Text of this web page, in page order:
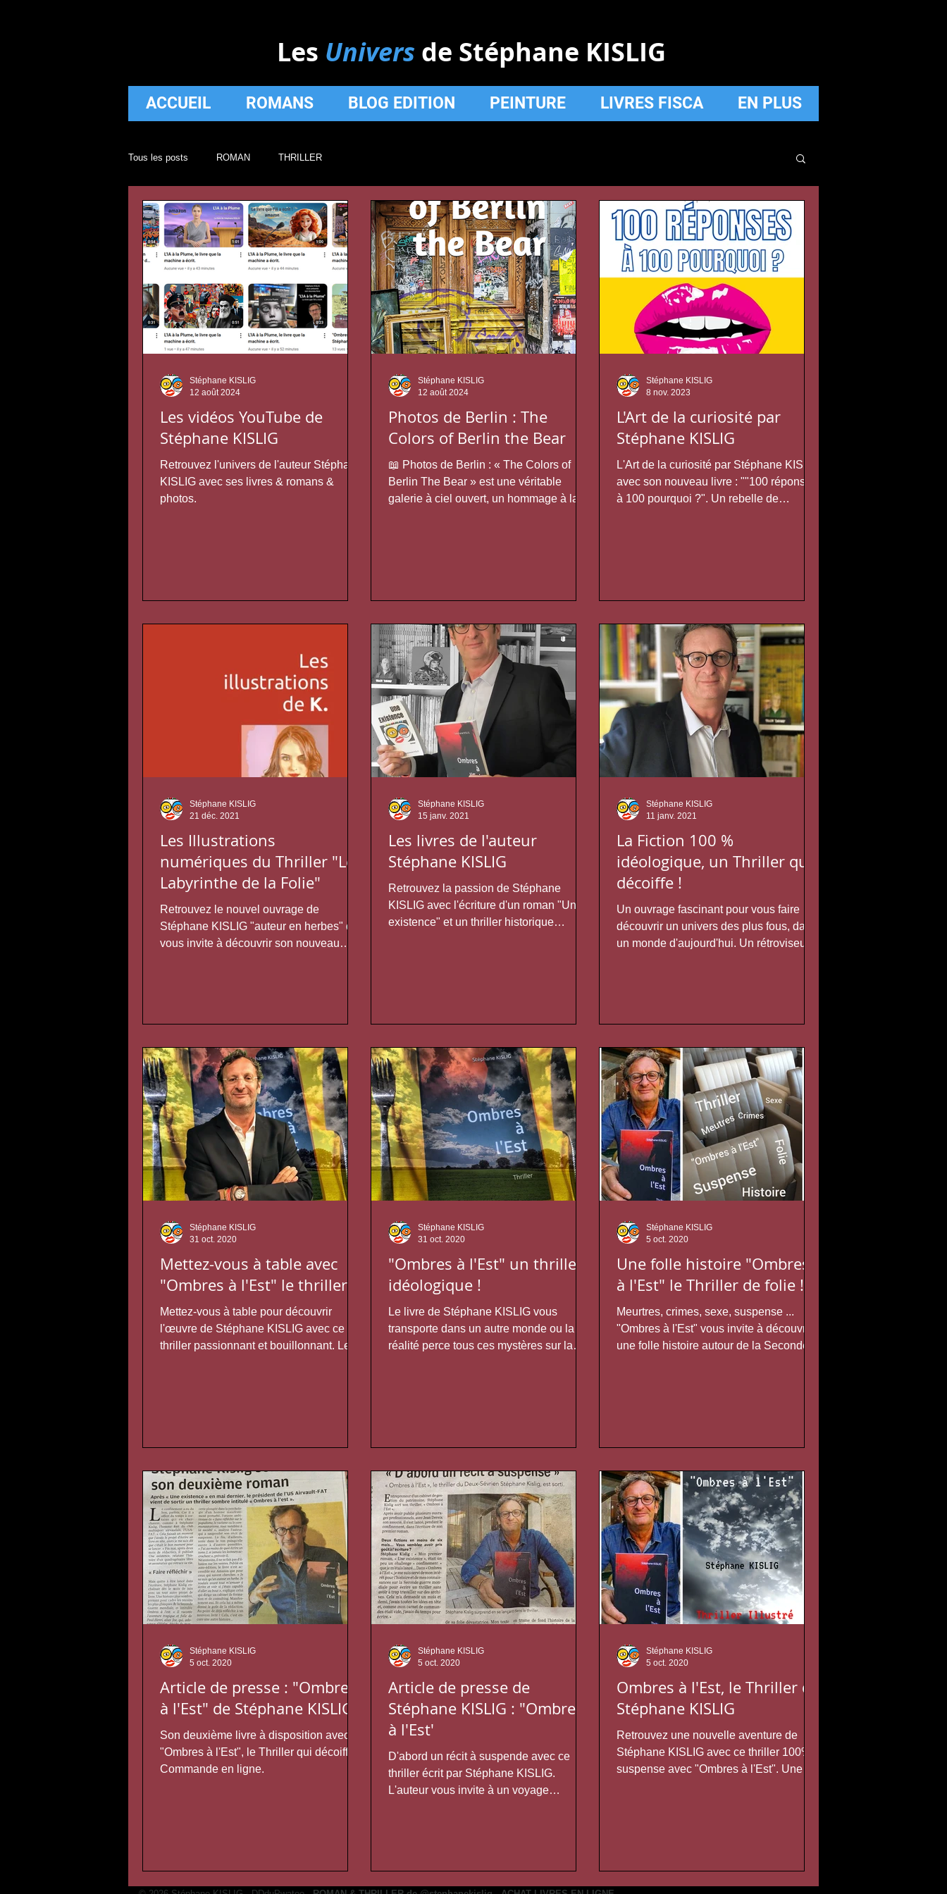
Les Univers de Stéphane KISLIG
ACCUEIL ROMANS BLOG EDITION PEINTURE LIVRES FISCA EN PLUS
Tous les posts ROMAN THRILLER
Les vidéos YouTube de
Stéphane KISLIG
Retrouvez l'univers de l'auteur Stéphane
KISLIG avec ses livres & romans &
photos.
Stéphane KISLIG
12 août 2024
Photos de Berlin : The
Colors of Berlin the Bear
📖 Photos de Berlin : « The Colors of
Berlin The Bear » est une véritable
galerie à ciel ouvert, un hommage à la
Stéphane KISLIG
12 août 2024
L'Art de la curiosité par
Stéphane KISLIG
L'Art de la curiosité par Stéphane KISLIG
avec son nouveau livre : ""100 réponses
à 100 pourquoi ?". Un rebelle de
Stéphane KISLIG
8 nov. 2023
Les Illustrations
numériques du Thriller "Le
Labyrinthe de la Folie"
Retrouvez le nouvel ouvrage de
Stéphane KISLIG "auteur en herbes" qui
vous invite à découvrir son nouveau
Stéphane KISLIG
21 déc. 2021
Les livres de l'auteur
Stéphane KISLIG
Retrouvez la passion de Stéphane
KISLIG avec l'écriture d'un roman "Une
existence" et un thriller historique
Stéphane KISLIG
15 janv. 2021
La Fiction 100 %
idéologique, un Thriller qui
décoiffe !
Un ouvrage fascinant pour vous faire
découvrir un univers des plus fous, dans
un monde d'aujourd'hui. Un rétroviseur
Stéphane KISLIG
11 janv. 2021
Mettez-vous à table avec
"Ombres à l'Est" le thriller !
Mettez-vous à table pour découvrir
l'œuvre de Stéphane KISLIG avec ce
thriller passionnant et bouillonnant. Le
Stéphane KISLIG
31 oct. 2020
"Ombres à l'Est" un thriller
idéologique !
Le livre de Stéphane KISLIG vous
transporte dans un autre monde ou la
réalité perce tous ces mystères sur la
Stéphane KISLIG
31 oct. 2020
Une folle histoire "Ombres
à l'Est" le Thriller de folie !
Meurtres, crimes, sexe, suspense ...
"Ombres à l'Est" vous invite à découvrir
une folle histoire autour de la Seconde
Stéphane KISLIG
5 oct. 2020
Article de presse : "Ombres
à l'Est" de Stéphane KISLIG
Son deuxième livre à disposition avec
"Ombres à l'Est", le Thriller qui décoiffe.
Commande en ligne.
Stéphane KISLIG
5 oct. 2020
Article de presse de
Stéphane KISLIG : "Ombres
à l'Est'
D'abord un récit à suspende avec ce
thriller écrit par Stéphane KISLIG.
L'auteur vous invite à un voyage
Stéphane KISLIG
5 oct. 2020
Ombres à l'Est, le Thriller de
Stéphane KISLIG
Retrouvez une nouvelle aventure de
Stéphane KISLIG avec ce thriller 100%
suspense avec "Ombres à l'Est". Une
Stéphane KISLIG
5 oct. 2020